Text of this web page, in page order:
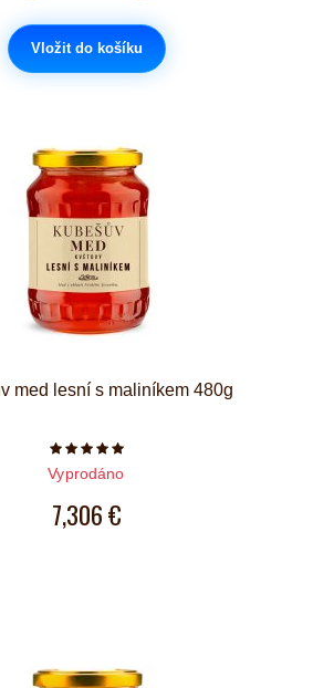
Vložit do košíku
med lesní s maliníkem 480g
Počet hvězdiček je 5 z 5
Vyprodáno
7,306 €